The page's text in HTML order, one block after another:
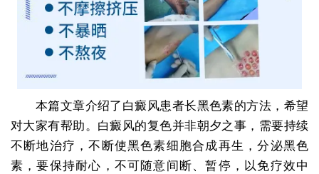
本篇文章介绍了白癜风患者长黑色素的方法，希望
对大家有帮助。白癜风的复色并非朝夕之事，需要持续
不断地治疗，不断使黑色素细胞合成再生，分泌黑色
素，要保持耐心，不可随意间断、暂停，以免疗效中